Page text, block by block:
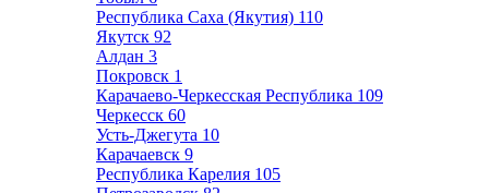
Республика Саха (Якутия) 110
Якутск 92
Алдан 3
Покровск 1
Карачаево-Черкесская Республика 109
Черкесск 60
Усть-Джегута 10
Карачаевск 9
Республика Карелия 105